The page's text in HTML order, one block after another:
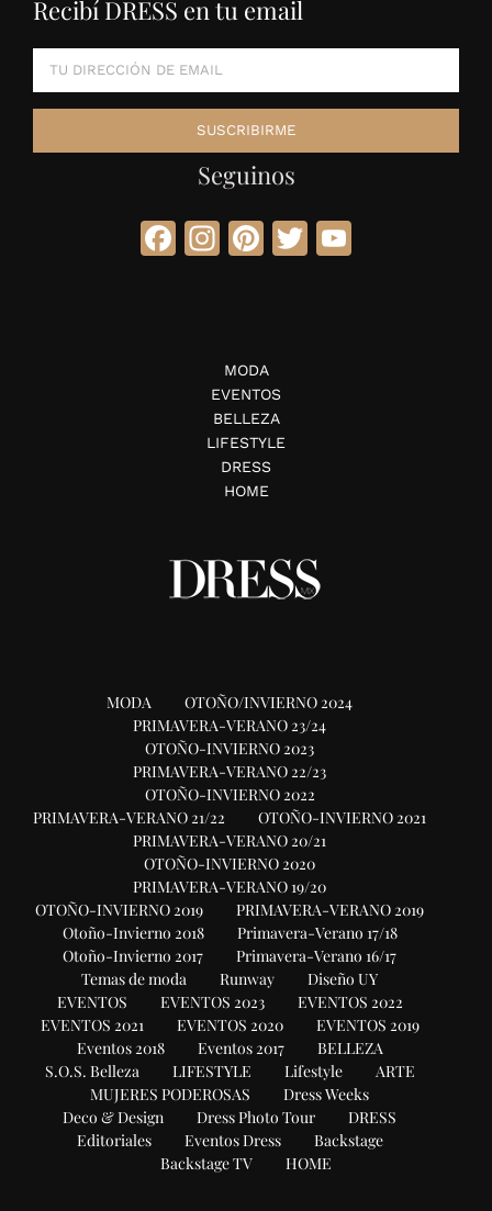
Recibí DRESS en tu email
Seguinos
Facebook
Instagram
Pinterest
Twitter
MODA
EVENTOS
BELLEZA
LIFESTYLE
DRESS
HOME
MODA
OTOÑO/INVIERNO 2024
PRIMAVERA-VERANO 23/24
OTOÑO-INVIERNO 2023
PRIMAVERA-VERANO 22/23
OTOÑO-INVIERNO 2022
PRIMAVERA-VERANO 21/22
OTOÑO-INVIERNO 2021
PRIMAVERA-VERANO 20/21
OTOÑO-INVIERNO 2020
PRIMAVERA-VERANO 19/20
OTOÑO-INVIERNO 2019
PRIMAVERA-VERANO 2019
Otoño-Invierno 2018
Primavera-Verano 17/18
Otoño-Invierno 2017
Primavera-Verano 16/17
Temas de moda
Runway
Diseño UY
EVENTOS
EVENTOS 2023
EVENTOS 2022
EVENTOS 2021
EVENTOS 2020
EVENTOS 2019
Eventos 2018
Eventos 2017
BELLEZA
S.O.S. Belleza
LIFESTYLE Lifestyle
ARTE
MUJERES PODEROSAS
Dress Weeks
Deco & Design
Dress Photo Tour
DRESS
Editoriales
Eventos Dress
Backstage
Backstage TV
HOME